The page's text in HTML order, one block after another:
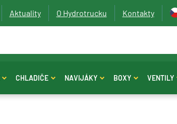
Aktuality O Hydrotrucku Kontakty
CHLADIČE NAVIJÁKY BOXY VENTILY